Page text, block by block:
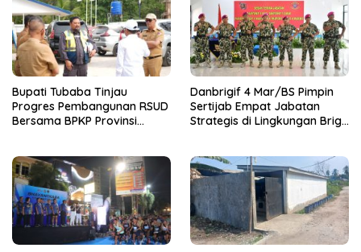
Bupati Tubaba Tinjau
Progres Pembangunan RSUD
Bersama BPKP Provinsi
Danbrigif 4 Mar/BS Pimpin
Sertijab Empat Jabatan
Strategis di Lingkungan Brigif